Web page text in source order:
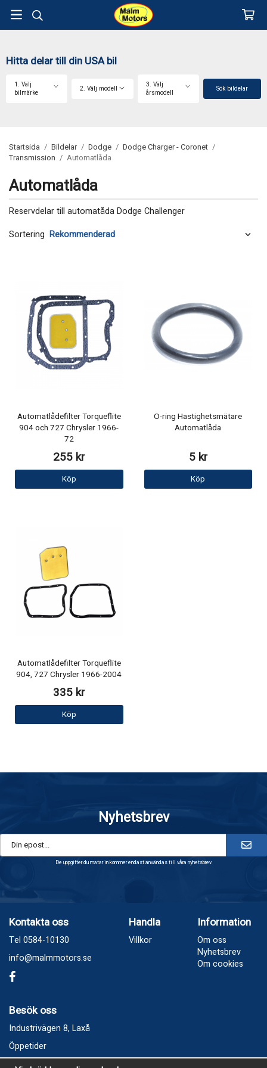
Hitta delar till din USA bil
1. Välj
bilmärke
2. Välj modell
3. Välj
årsmodell
Sök bildelar
Startsida / Bildelar / Dodge / Dodge Charger - Coronet /
Transmission / Automatlåda
Automatlåda
Reservdelar till automatåda Dodge Challenger
Sortering
Automatlådefilter Torqueflite
904 och 727 Chrysler 1966-
72
255 kr
Köp
O-ring Hastighetsmätare
Automatlåda
5 kr
Köp
Automatlådefilter Torqueflite
904, 727 Chrysler 1966-2004
335 kr
Köp
Nyhetsbrev
De uppgifter du matar in kommer endast användas till våra nyhetsbrev.
Kontakta oss
Tel 0584-10130
info@malmmotors.se
Handla
Villkor
Information
Om oss
Nyhetsbrev
Om cookies
Besök oss
Industrivägen 8, Laxå
Öppetider
Vecka 32